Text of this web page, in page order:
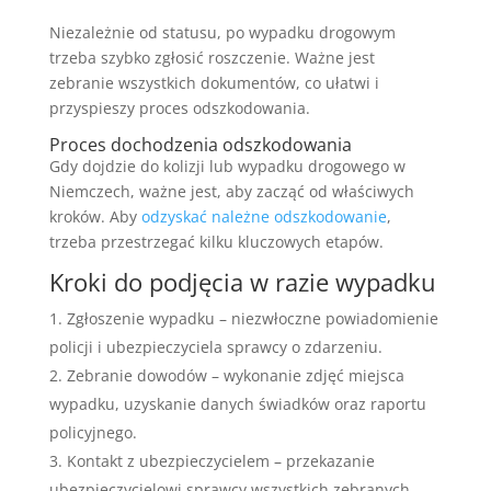
Niezależnie od statusu, po wypadku drogowym
trzeba szybko zgłosić roszczenie. Ważne jest
zebranie wszystkich dokumentów, co ułatwi i
przyspieszy proces odszkodowania.
Proces dochodzenia odszkodowania
Gdy dojdzie do kolizji lub wypadku drogowego w
Niemczech, ważne jest, aby zacząć od właściwych
kroków. Aby odzyskać należne odszkodowanie,
trzeba przestrzegać kilku kluczowych etapów.
Kroki do podjęcia w razie wypadku
Zgłoszenie wypadku – niezwłoczne powiadomienie
policji i ubezpieczyciela sprawcy o zdarzeniu.
Zebranie dowodów – wykonanie zdjęć miejsca
wypadku, uzyskanie danych świadków oraz raportu
policyjnego.
Kontakt z ubezpieczycielem – przekazanie